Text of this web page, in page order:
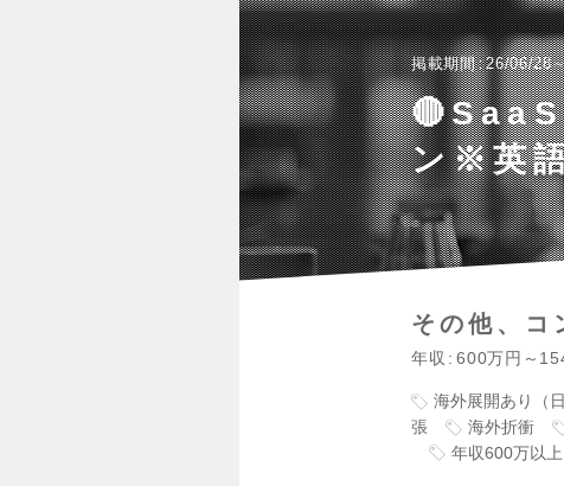
掲載期間 26/06/28
ン※英
その他、コ
年収 600万円～
海外展開あり（
張
海外折衝
年収600万以上